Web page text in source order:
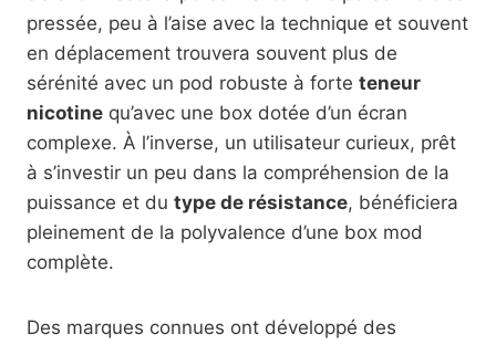
pressée, peu à l’aise avec la technique et souvent
en déplacement trouvera souvent plus de
sérénité avec un pod robuste à forte teneur
nicotine qu’avec une box dotée d’un écran
complexe. À l’inverse, un utilisateur curieux, prêt
à s’investir un peu dans la compréhension de la
puissance et du type de résistance, bénéficiera
pleinement de la polyvalence d’une box mod
complète.
Des marques connues ont développé des